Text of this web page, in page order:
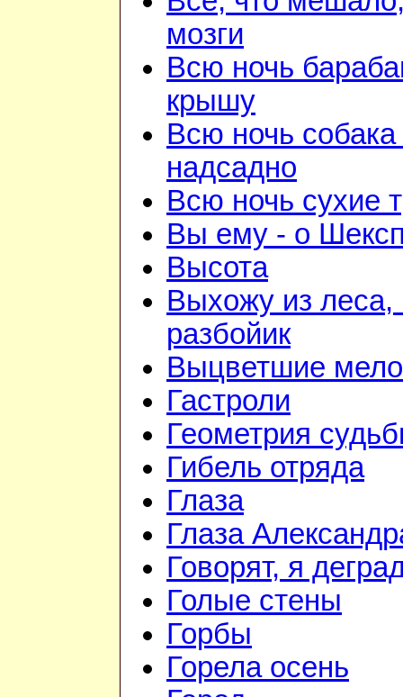
мозги
Всю ночь
крышу
Всю ночь
надсадно
Всю ночь сухие
Вы ему - о
Высота
Выхожу из леса,
разбойик
Выцветшие
Гастроли
Геометрия
Гибель отряда
Глаза
Глаза
Говорят, я
Голые стены
Горбы
Горела осень